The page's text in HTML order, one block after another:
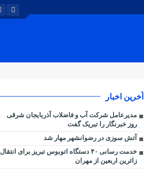
آخرین اخبار
مدیرعامل شرکت آب و فاضلاب آذربایجان شرقی
روز خبرنگار را تبریک گفت
آتش سوزی در رضوانشهر مهار شد
خدمت رسانی ۴۰ دستگاه اتوبوس تبریز برای انتقال
زائرین اربعین از مهران